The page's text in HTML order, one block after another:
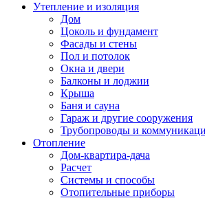
Утепление и изоляция
Дом
Цоколь и фундамент
Фасады и стены
Пол и потолок
Окна и двери
Балконы и лоджии
Крыша
Баня и сауна
Гараж и другие сооружения
Трубопроводы и
Отопление
Дом-квартира-дача
Расчет
Системы и способы
Отопительные приборы